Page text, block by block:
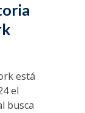
está
el
busca